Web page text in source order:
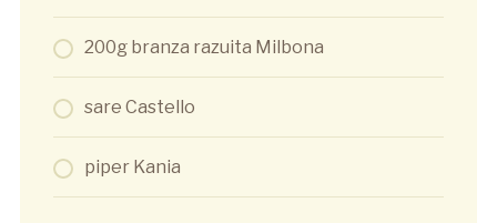
200g branza razuita Milbona
sare Castello
piper Kania